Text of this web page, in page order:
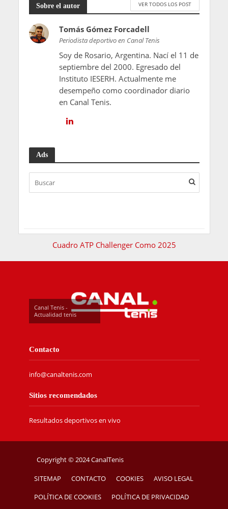
Sobre el autor VER TODOS LOS POST
Tomás Gómez Forcadell
Periodista deportivo en Canal Tenis
Soy de Rosario, Argentina. Nací el 11 de
septiembre del 2000. Egresado del
Instituto IESERH. Actualmente me
desempeño como coordinador diario
en Canal Tenis.
Ads
Cuadro ATP Challenger Como 2025
Canal Tenis -
Actualidad tenis
Contacto
info@canaltenis.com
Sitios recomendados
Resultados deportivos en vivo
Copyright © 2024 CanalTenis
SITEMAP CONTACTO COOKIES AVISO LEGAL
POLÍTICA DE COOKIES POLÍTICA DE PRIVACIDAD